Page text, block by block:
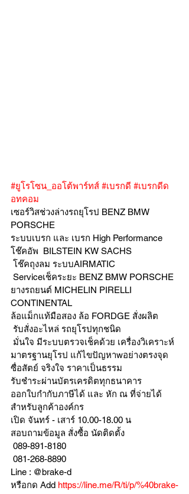
#ยูโรโซน_ออโต้พาร์ทส์ #เบรกดี #เบรกดีด
อทคอม
เซอร์วิสช่วงล่างรถยุโรป BENZ BMW
PORSCHE
ระบบเบรก และ เบรก High Performance
โช๊คอัพ  BILSTEIN KW SACHS
โช๊คถุงลม ระบบAIRMATIC
Serviceเช็คระยะ BENZ BMW PORSCHE
ยางรถยนต์ MICHELIN PIRELLI
CONTINENTAL
ล้อแม็กแท้มือสอง ล้อ FORDGE สั่งผลิต
รับสั่งอะไหล่ รถยุโรปทุกชนิด
มาตรฐานยุโรป แก้ไขปัญหาwอย่างตรงจุด
ซื่อสัตย์ จริงใจ ราคาเป็นธรรม
รับชำระผ่านบัตรเครดิตทุกธนาคาร
ออกใบกำกับภาษีได้ และ หัก ณ ที่จ่ายได้
สำหรับลูกค้าองค์กร
เปิด จันทร์ - เสาร์ 10.00-18.00 น
สอบถามข้อมูล สั่งซื้อ นัดติดตั้ง
089-891-8180
081-268-8890
Line : @brake-d
หรือกด Add https://line.me/R/ti/p/%40brake-